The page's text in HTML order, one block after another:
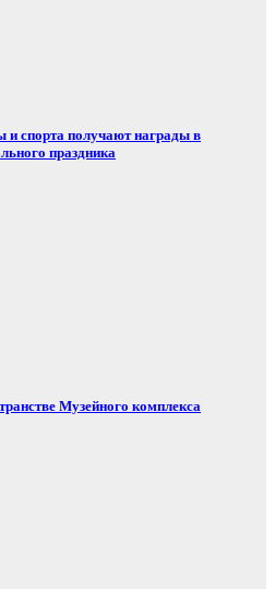
и спорта получают награды в
праздника
Музейного комплекса